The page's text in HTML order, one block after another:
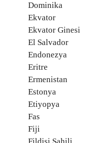
Dominika
Ekvator
Ekvator Ginesi
El Salvador
Endonezya
Eritre
Ermenistan
Estonya
Etiyopya
Fas
Fiji